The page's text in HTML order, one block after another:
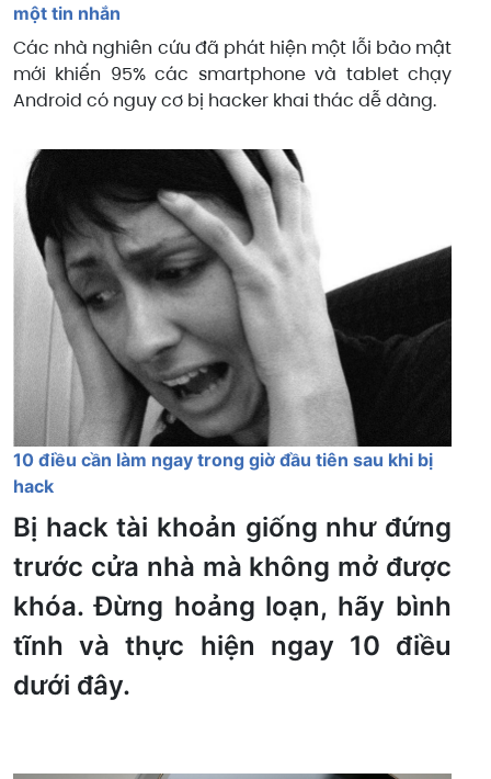
một tin nhắn
Các nhà nghiên cứu đã phát hiện một lỗi bảo mật
mới khiến 95% các smartphone và tablet chạy
Android có nguy cơ bị hacker khai thác dễ dàng.
10 điều cần làm ngay trong giờ đầu tiên sau khi bị
hack
Bị hack tài khoản giống như đứng
trước cửa nhà mà không mở được
khóa. Đừng hoảng loạn, hãy bình
tĩnh và thực hiện ngay 10 điều
dưới đây.